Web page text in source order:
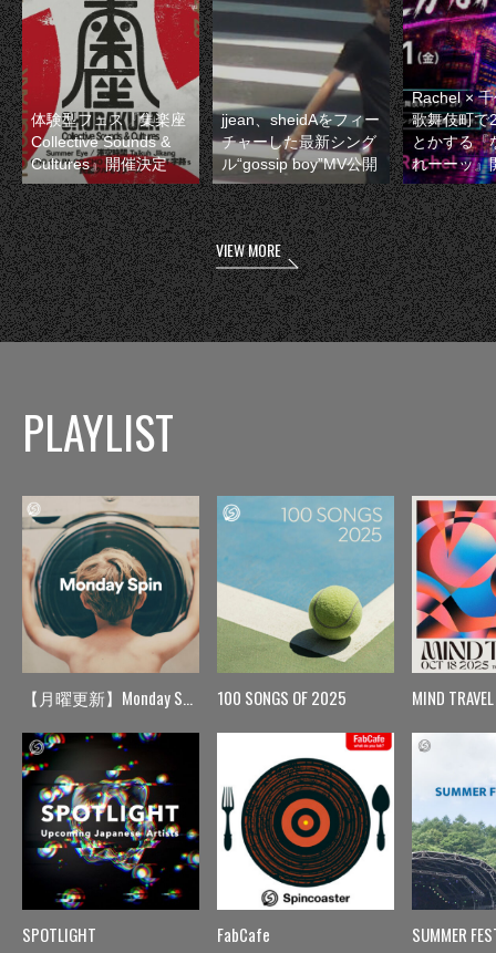
体験型フェス『集楽座
Collective Sounds &
Cultures』開催決定
jjean、sheidAをフィー
チャーした最新シング
ル“gossip boy”MV公開
Rachel ×
歌舞伎町で
とかする『
れーーッ』
VIEW MORE
PLAYLIST
【月曜更新】Monday Spin
SPOTLIGHT
100 SONGS OF 2025
FabCafe
MIND TRAVEL
SUMMER